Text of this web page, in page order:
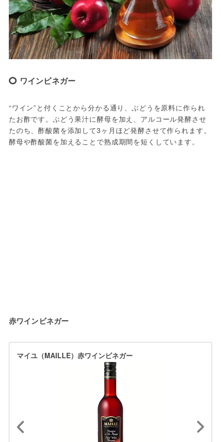
ワインビネガー
“ワイン”と付くことから分かる通り、ぶどうを原料に作られ
たお酢です。ぶどう果汁に酵母を加え、アルコール発酵させ
たのち、酢酸菌を添加して3ヶ月ほど発酵させて作られます。
酵母や酢酸菌を加えることで熟成期間を短くしています。
赤ワインビネガー
マイユ（MAILLE）赤ワインビネガー